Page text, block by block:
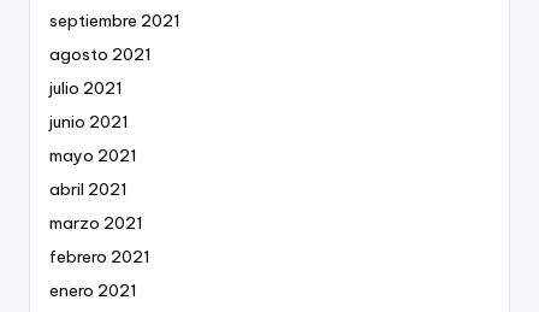
septiembre 2021
agosto 2021
julio 2021
junio 2021
mayo 2021
abril 2021
marzo 2021
febrero 2021
enero 2021